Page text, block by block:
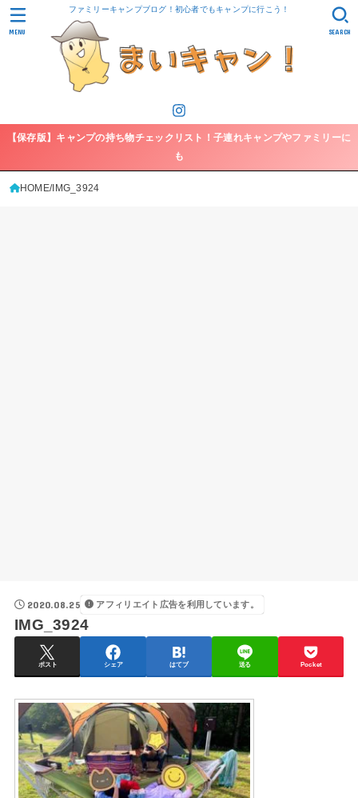
ファミリーキャンプブログ！初心者でもキャンプに行こう！
SEARCH
MENU
【保存版】キャンプの持ち物チェックリスト！子連れキャンプやファミリーに
も
HOME IMG_3924
2020.08.25 アフィリエイト広告を利用しています。
IMG_3924
ポスト シェア はてブ 送る Pocket